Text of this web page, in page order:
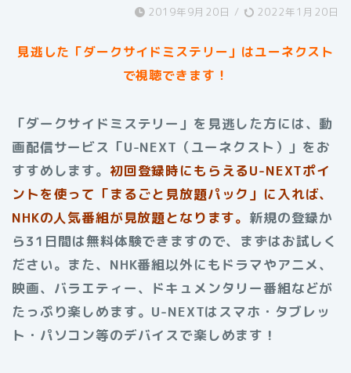
2019年9月20日 / 2022年1月20日
見逃した「ダークサイドミステリー」はユーネクスト
で視聴できます！
「ダークサイドミステリー」を見逃した方には、動
画配信サービス「U-NEXT（ユーネクスト）」をお
すすめします。 初回登録時にもらえるU-NEXTポイ
ントを使って「まるごと見放題パック」に入れば、
NHKの人気番組が見放題となります。 新規の登録か
ら31日間は無料体験できますので、まずはお試しく
ださい。また、NHK番組以外にもドラマやアニメ、
映画、バラエティー、ドキュメンタリー番組などが
たっぷり楽しめます。U-NEXTはスマホ・タブレッ
ト・パソコン等のデバイスで楽しめます！